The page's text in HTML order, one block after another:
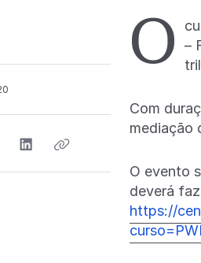
O
–
Com
mediação
O evento
deverá
https://